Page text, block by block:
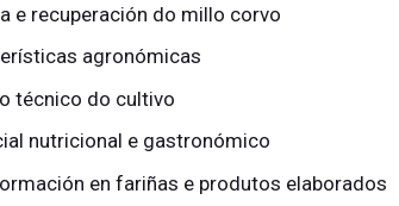
e recuperación do millo corvo
agronómicas
técnico do cultivo
nutricional e gastronómico
en fariñas e produtos elaborados